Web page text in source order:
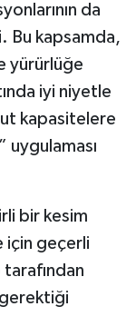
da
Bu kapsamda,
yürürlüğe
iyi niyetle
kapasitelere
uygulaması
bir kesim
için geçerli
gerektiği